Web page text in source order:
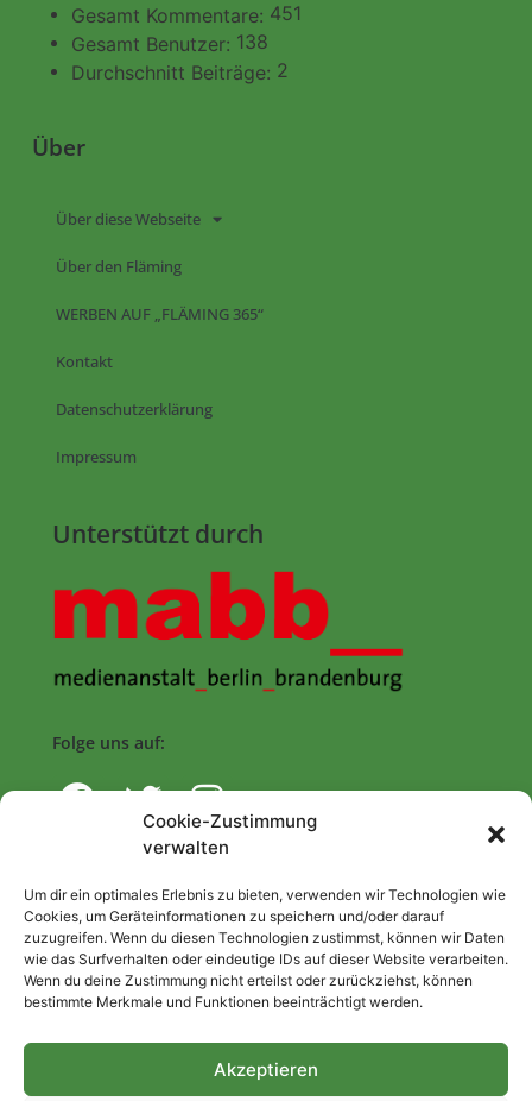
Cookie-Zustimmung
verwalten
Um dir ein optimales Erlebnis zu bieten, verwenden wir Technologien wie
Cookies, um Geräteinformationen zu speichern und/oder darauf
zuzugreifen. Wenn du diesen Technologien zustimmst, können wir Daten
wie das Surfverhalten oder eindeutige IDs auf dieser Website verarbeiten.
Wenn du deine Zustimmung nicht erteilst oder zurückziehst, können
bestimmte Merkmale und Funktionen beeinträchtigt werden.
Akzeptieren
Gesamt Kommentare: 451
Gesamt Benutzer: 138
Durchschnitt Beiträge: 2
Über
Über diese Webseite
Über den Fläming
WERBEN AUF „FLÄMING 365“
Kontakt
Datenschutzerklärung
Impressum
Unterstützt durch
Folge uns auf:
Start
Nutzungsbedingungen